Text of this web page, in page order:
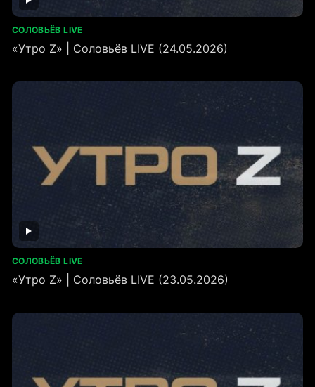
СОЛОВЬЁВ LIVE
«Утро Z» | Соловьёв LIVE (24.05.2026)
СОЛОВЬЁВ LIVE
«Утро Z» | Соловьёв LIVE (23.05.2026)